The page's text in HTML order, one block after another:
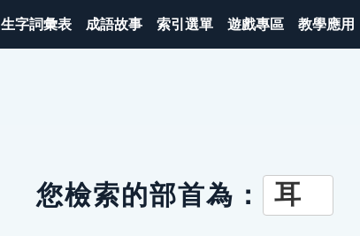
生字詞彙表 成語故事 索引選單 遊戲專區 教學應用
您檢索的部首為： 耳